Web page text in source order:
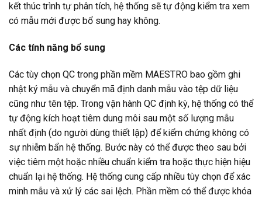
kết thúc trình tự phân tích, hệ thống sẽ tự động kiểm tra xem
có mẫu mới được bổ sung hay không.
Các tính năng bổ sung
Các tùy chọn QC trong phần mềm MAESTRO bao gồm ghi
nhật ký mẫu và chuyển mã định danh mẫu vào tệp dữ liệu
cũng như tên tệp. Trong vận hành QC định kỳ, hệ thống có thể
tự động kích hoạt tiêm dung môi sau một số lượng mẫu
nhất định (do người dùng thiết lập) để kiểm chứng không có
sự nhiễm bẩn hệ thống. Bước này có thể được theo sau bởi
việc tiêm một hoặc nhiều chuẩn kiểm tra hoặc thực hiện hiệu
chuẩn lại hệ thống. Hệ thống cung cấp nhiều tùy chọn để xác
minh mẫu và xử lý các sai lệch. Phần mềm có thể được khóa